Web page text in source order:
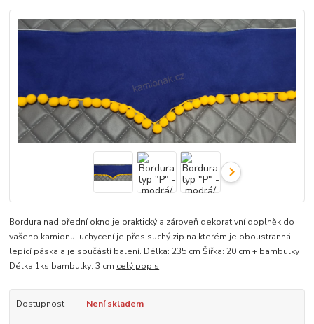
Bordura nad přední okno je praktický a zároveň dekorativní doplněk do
vašeho kamionu, uchycení je přes suchý zip na kterém je oboustranná
lepící páska a je součástí balení. Délka: 235 cm Šířka: 20 cm + bambulky
Délka 1ks bambulky: 3 cm celý popis
Dostupnost Není skladem